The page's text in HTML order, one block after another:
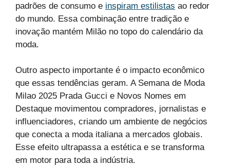
padrões de consumo e inspiram estilistas ao redor
do mundo. Essa combinação entre tradição e
inovação mantém Milão no topo do calendário da
moda.
Outro aspecto importante é o impacto econômico
que essas tendências geram. A Semana de Moda
Milao 2025 Prada Gucci e Novos Nomes em
Destaque movimentou compradores, jornalistas e
influenciadores, criando um ambiente de negócios
que conecta a moda italiana a mercados globais.
Esse efeito ultrapassa a estética e se transforma
em motor para toda a indústria.